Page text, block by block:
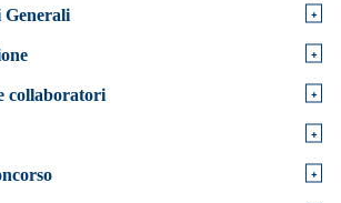
Generali +
+
collaboratori +
+
+